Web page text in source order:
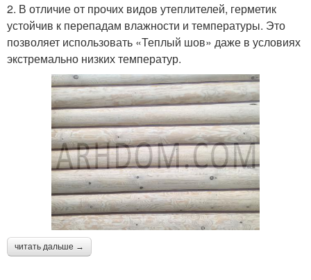
2. В отличие от прочих видов утеплителей, герметик
устойчив к перепадам влажности и температуры. Это
позволяет использовать «Теплый шов» даже в условиях
экстремально низких температур.
читать дальше →